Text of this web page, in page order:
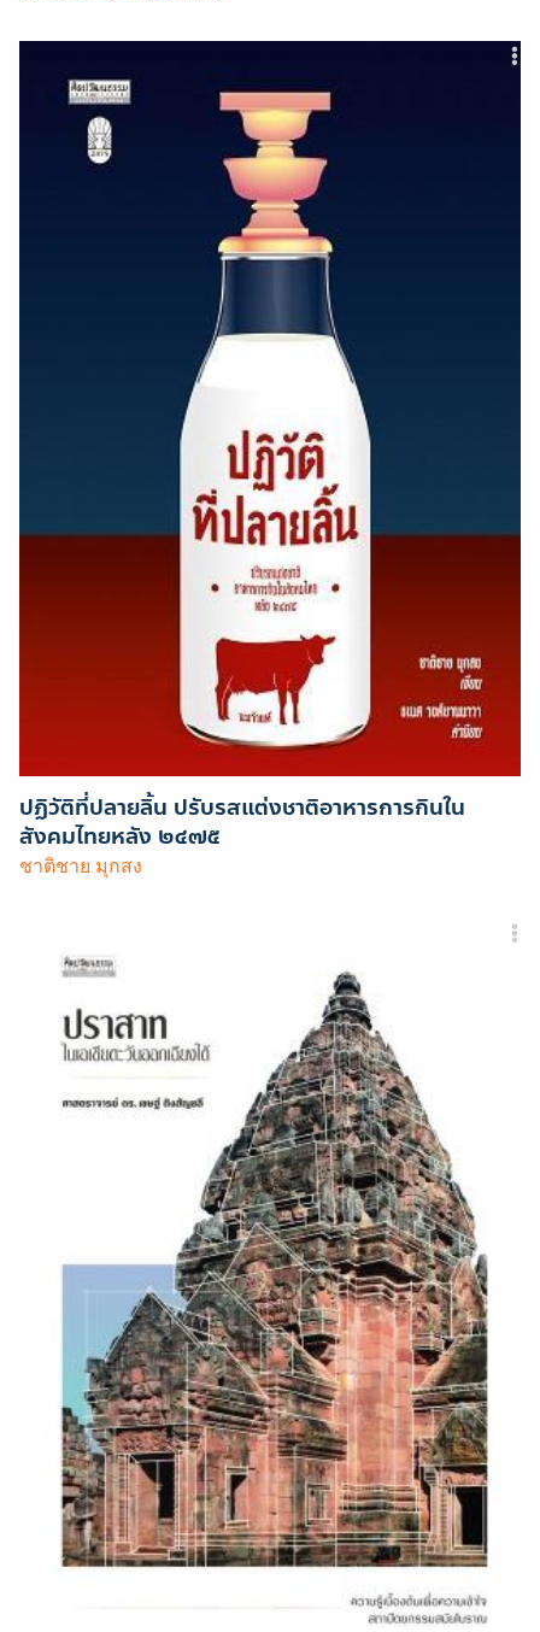
ปฏิวัติที่ปลายลิ้น ปรับรสแต่งชาติอาหารการกินใน
สังคมไทยหลัง ๒๔๗๕
ชาติชาย มุกสง